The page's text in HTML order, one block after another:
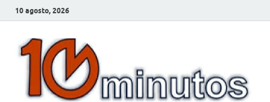
10 agosto, 2026